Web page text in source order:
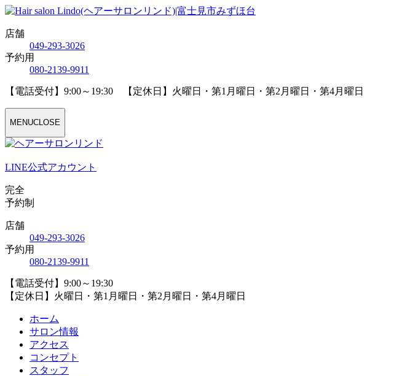
店舗
049-293-3026
予約用
080-2139-9911
【電話受付】9:00～19:30 【定休日】火曜日・第1月曜日・第2月曜日・第4月曜日
MENUCLOSE
LINE公式アカウント
完全
予約制
店舗
049-293-3026
予約用
080-2139-9911
【電話受付】9:00～19:30
【定休日】火曜日・第1月曜日・第2月曜日・第4月曜日
ホーム
サロン情報
アクセス
コンセプト
スタッフ